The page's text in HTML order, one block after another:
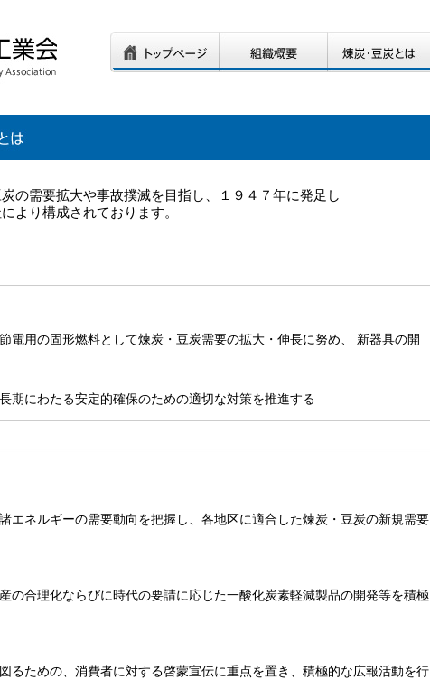
の需要拡大や事故撲滅を目指し、１９４７年に発足し
より構成されております。
電用の固形燃料として煉炭・豆炭需要の拡大・伸長に努め、 新器具の開
期にわたる安定的確保のための適切な対策を推進する
エネルギーの需要動向を把握し、各地区に適合した煉炭・豆炭の新規需要
の合理化ならびに時代の要請に応じた一酸化炭素軽減製品の開発等を積極
るための、消費者に対する啓蒙宣伝に重点を置き、積極的な広報活動を行